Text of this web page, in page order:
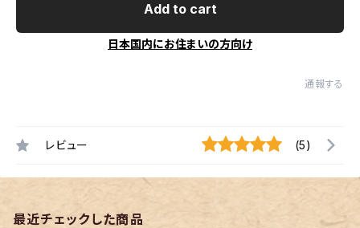
Add to cart
日本国内にお住まいの方向け
通報する
レビュー (5)
最近チェックした商品